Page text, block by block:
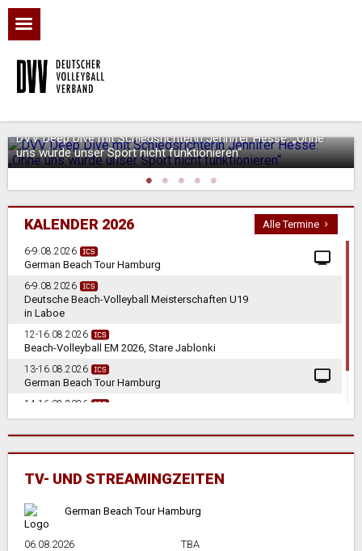
DVV Deep Dive mit Schiedsrichterin Jennifer Hesse: „Ohne
uns würde unser Sport nicht funktionieren“
KALENDER 2026 Alle Termine
6-9.08.2026
German Beach Tour Hamburg
6-9.08.2026
Deutsche Beach-Volleyball Meisterschaften U19
in Laboe
12-16.08.2026
Beach-Volleyball EM 2026, Stare Jablonki
13-16.08.2026
German Beach Tour Hamburg
14-16.08.2026
Deutsche Beach-Volleyball Meisterschaften U16
TV- UND STREAMINGZEITEN
German Beach Tour Hamburg
06.08.2026
TBA